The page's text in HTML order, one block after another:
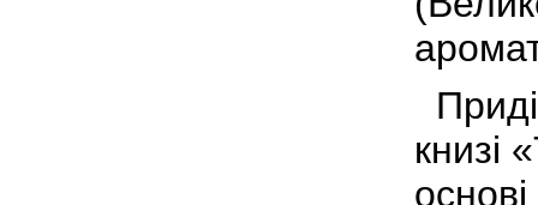
книзі